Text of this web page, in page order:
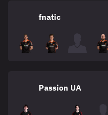
fnatic
Passion UA